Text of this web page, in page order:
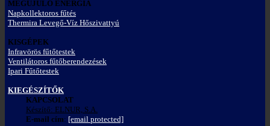
MEGÚJULÓ ENERGIA
Napkollektoros fűtés
Thermira Levegő-Víz Hőszivattyú
KISGÉPEK
Infravörös fűtőtestek
Ventilátoros fűtőberendezések
Ipari Fűtőtestek
KIEGÉSZÍTŐK
KAPCSOLAT
Készítő: ELNUR, S.A.
E-mail cím: [email protected]